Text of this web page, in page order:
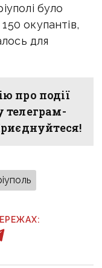
було
окупантів,
для
про події
телеграм-